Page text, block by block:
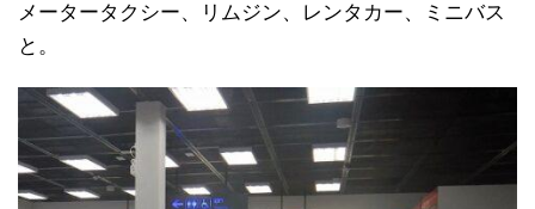
メータータクシー、リムジン、レンタカー、ミニバス
と。